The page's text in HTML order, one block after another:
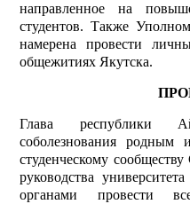
направленное на
студентов. Также
намерена провести
общежитиях Якутска.
Глава республики
соболезнования родным
студенческому
руководства
органами провести